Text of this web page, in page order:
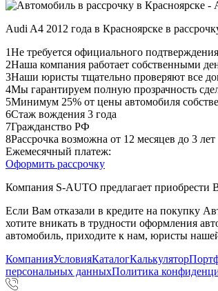
Audi A4 2012 года в Красноярске в
1Не требуется официального
2Наша компания работает собственными
3Наши юристы тщательно проверяют все
4Мы гарантируем полную прозрачность
5Минимум 25% от цены автомобиля
6Стаж вождения 3 года
7Гражданство РФ
8Рассрочка возможна от 12 месяцев до 3 лет
Ежемесячный платеж:
Оформить рассрочку
Компания S-AUTO предлагает
Если Вам отказали в кредите на покупку
хотите вникать в трудности оформления
автомобиль, приходите к нам, юристы
КомпанияУсловияКаталогКалькулятор
персональных данныхПолитика